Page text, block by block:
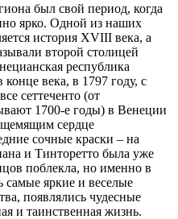
был свой период, когда
ярко. Одной из наших
история XVIII века, а
второй столицей
республика
конце века, в 1797 году, с
сеттеченто (от
1700-е годы) в Венеции
сердце
сочные краски – на
и Тинторетто была уже
поблекла, но именно в
яркие и веселые
появлялись чудесные
и таинственная жизнь.